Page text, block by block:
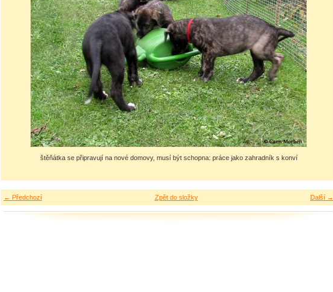
štěňátka se připravují na nové domovy, musí být schopna: práce jako zahradník s konví
← Předchozí Další →
Zpět do složky